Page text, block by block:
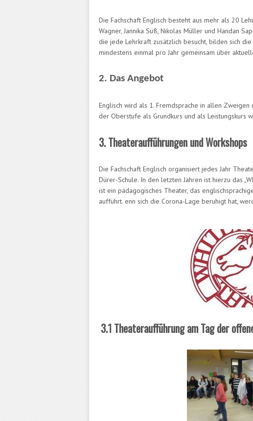
Die Fachschaft Englisch besteht aus mehr als 20
Wagner, Jannika Süß, Nikolas Müller und Handan
die jede Lehrkraft zusätzlich besucht, bilden sich
mindestens einmal pro Jahr gemeinsam über
2. Das Angebot
Englisch wird als 1. Fremdsprache in allen
der Oberstufe als Grundkurs und als Leistungskurs
3. Theateraufführungen und Workshops
Die Fachschaft Englisch organisiert jedes Jahr
Dürer-Schule. In den letzten Jahren ist hierzu das
ist ein pädagogisches Theater, das
aufführt. enn sich die Corona-Lage beruhigt hat,
3.1 Theateraufführung am Tag der